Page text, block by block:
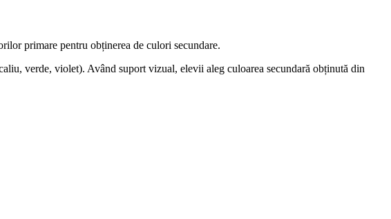
primare pentru obținerea de culori secundare.
verde, violet). Având suport vizual, elevii aleg culoarea secundară obținută din